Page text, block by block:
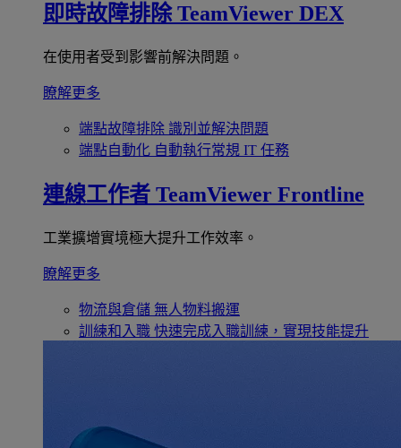
即時故障排除 TeamViewer DEX
在使用者受到影響前解決問題。
瞭解更多
端點故障排除 識別並解決問題
端點自動化 自動執行常規 IT 任務
連線工作者 TeamViewer Frontline
工業擴增實境極大提升工作效率。
瞭解更多
物流與倉儲 無人物料搬運
訓練和入職 快速完成入職訓練，實現技能提升